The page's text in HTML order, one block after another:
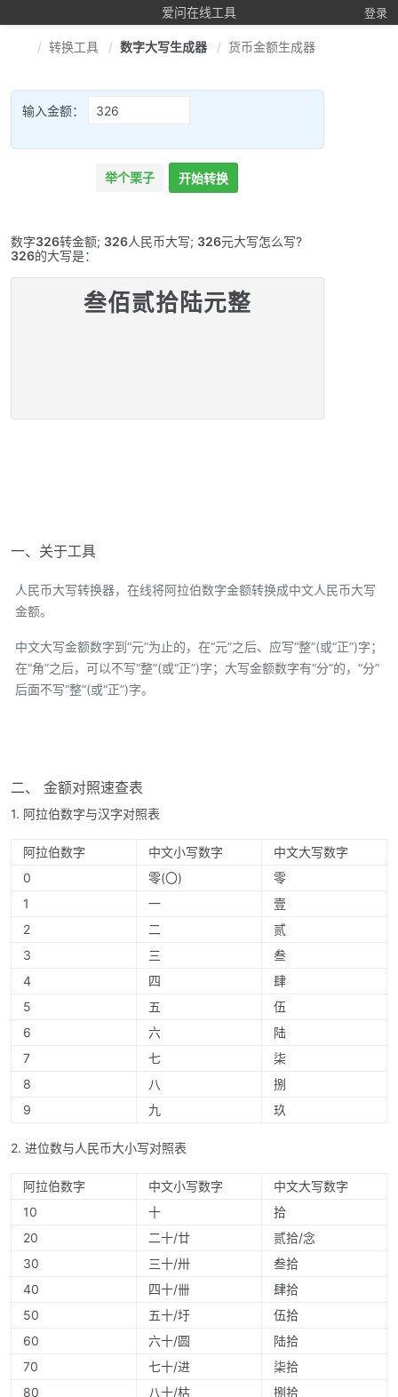
爱问在线工具 登录
转换工具 数字大写生成器 货币金额生成器
输入金额：
举个栗子 开始转换
数字326转金额; 326人民币大写; 326元大写怎么写?
326的大写是：
叁佰贰拾陆元整
一、关于工具
人民币大写转换器，在线将阿拉伯数字金额转换成中文人民币大写
金额。
中文大写金额数字到“元”为止的，在“元”之后、应写“整”(或“正”)字；
在“角”之后，可以不写“整”(或“正”)字；大写金额数字有“分”的，“分”
后面不写“整”(或“正”)字。
二、 金额对照速查表
1. 阿拉伯数字与汉字对照表
阿拉伯数字 中文小写数字
中文大写数字
0
零(〇)
零
1
一
壹
2
二
贰
3
三
叁
4
四
肆
5
五
伍
6
六
陆
7
七
柒
8
八
捌
9
九 玖
2. 进位数与人民币大小写对照表
阿拉伯数字 中文小写数字
中文大写数字
10
十
拾
20
二十/廿
贰拾/念
30
三十/卅
叁拾
40
四十/卌
肆拾
50
五十/圩
伍拾
60
六十/圆
陆拾
70
七十/进
柒拾
80
八十/枯
捌拾